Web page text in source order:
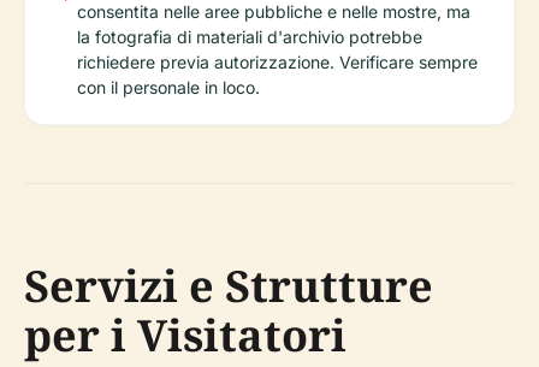
consentita nelle aree pubbliche e nelle mostre, ma
la fotografia di materiali d'archivio potrebbe
richiedere previa autorizzazione. Verificare sempre
con il personale in loco.
Servizi e Strutture
per i Visitatori